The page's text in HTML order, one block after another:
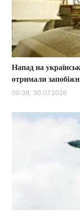
Напад на
отримали
00:39, 30.07.2026